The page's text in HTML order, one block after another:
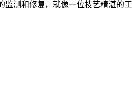
测和修复，就像一位技艺精湛的